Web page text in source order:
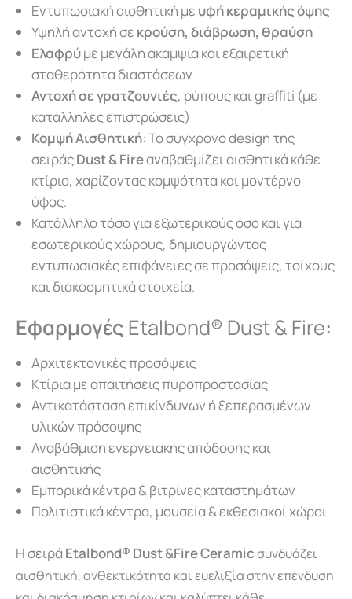
Εντυπωσιακή αισθητική με υφή κεραμικής όψης
Υψηλή αντοχή σε κρούση, διάβρωση, θραύση
Ελαφρύμε μεγάλη ακαμψία και εξαιρετική
σταθερότητα διαστάσεων
Αντοχή σε γρατζουνιές, ρύπους και graffiti (με
κατάλληλες επιστρώσεις)
Κομψή Αισθητική: Το σύγχρονο design της
σειράςDust & Fireαναβαθμίζει αισθητικά κάθε
κτίριο, χαρίζοντας κομψότητα και μοντέρνο
ύφος.
Κατάλληλο τόσο για εξωτερικούς όσο και για
εσωτερικούς χώρους, δημιουργώντας
εντυπωσιακές επιφάνειες σε προσόψεις, τοίχους
και διακοσμητικά στοιχεία.
Eφαρμογές Etalbond® Dust & Fire:
Αρχιτεκτονικές προσόψεις
Κτίρια με απαιτήσεις πυροπροστασίας
Αντικατάσταση επικίνδυνων ή ξεπερασμένων
υλικών πρόσοψης
Αναβάθμιση ενεργειακής απόδοσης και
αισθητικής
Εμπορικά κέντρα & βιτρίνες καταστημάτων
Πολιτιστικά κέντρα, μουσεία & εκθεσιακοί χώροι
Η σειρά Etalbond® Dust &Fire Ceramicσυνδυάζει
αισθητική, ανθεκτικότητα και ευελιξία στην επένδυση